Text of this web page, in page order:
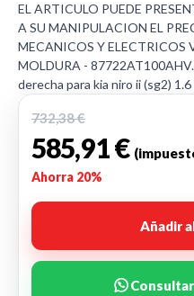
EL ARTICULO PUEDE
A SU MANIPULACION EL
MECANICOS Y ELECTRICOS
MOLDURA -
derecha para kia niro ii (sg2) 1.6
732,38 €
585,91 €
Ahorra 20%
Añadir